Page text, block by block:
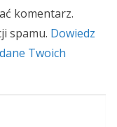
komentarz.
spamu. Dowiedz
Twoich